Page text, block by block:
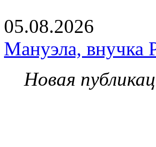
05.08.2026
Мануэла, внучка
Новая